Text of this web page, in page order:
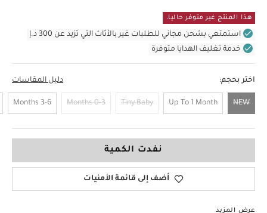
هذا المنتج غير متوفر حاليا.
استمتعي بشحن مجاني للطلبات غير بالأثاث التي تزيد عن 300 د.إ
خدمة تغليف الهدايا متوفرة
اختر بحجم: دليل المقاسات
NEW
Up To 1 Month
Tiny Baby
0-3 Months
3-6 Months
نفدت الكمية
أضف إلى قائمة الأمنيات
عرض المزيد